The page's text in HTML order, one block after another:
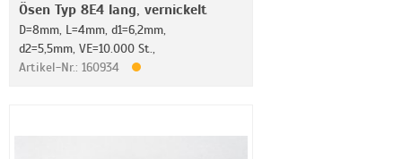
Ösen Typ 8E4 lang, vernickelt
D=8mm, L=4mm, d1=6,2mm,
d2=5,5mm, VE=10.000 St.,
Artikel-Nr.: 160934